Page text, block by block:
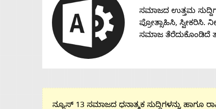
ಸಮಾಜದ ಉತ್ತಮ
ಪ್ರೋತ್ಸಾಹಿಸಿ, ಸ್ವೀಕರಿಸಿ.
ಸಮಾಜ ತೆರೆದುಕೊಂಡಿದೆ
ನ್ಯೂಸ್ 13 ಸಮಾಜದ ಧನಾತ್ಮಕ ಸುದ್ದಿಗಳನ್ನು ಹಾಗೂ